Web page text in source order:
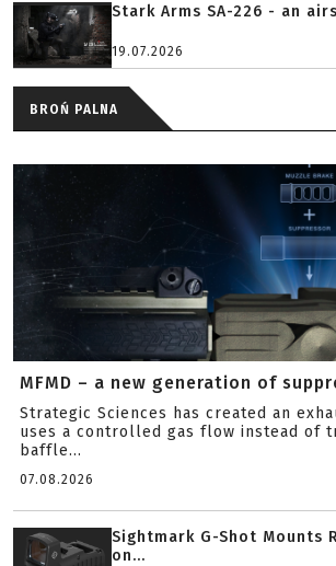
Stark Arms SA-226 - an
19.07.2026
BROŃ PALNA
MFMD – a new generation of
Strategic Sciences has created an
uses a controlled gas flow instead of
baffle...
07.08.2026
Sightmark G-Shot Mounts
on...